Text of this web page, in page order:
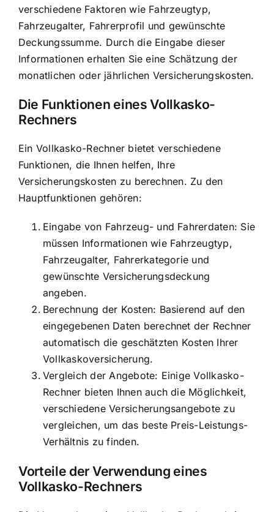
verschiedene Faktoren wie Fahrzeugtyp,
Fahrzeugalter, Fahrerprofil und gewünschte
Deckungssumme. Durch die Eingabe dieser
Informationen erhalten Sie eine Schätzung der
monatlichen oder jährlichen Versicherungskosten.
Die Funktionen eines Vollkasko-
Rechners
Ein Vollkasko-Rechner bietet verschiedene
Funktionen, die Ihnen helfen, Ihre
Versicherungskosten zu berechnen. Zu den
Hauptfunktionen gehören:
Eingabe von Fahrzeug- und Fahrerdaten: Sie
müssen Informationen wie Fahrzeugtyp,
Fahrzeugalter, Fahrerkategorie und
gewünschte Versicherungsdeckung
angeben.
Berechnung der Kosten: Basierend auf den
eingegebenen Daten berechnet der Rechner
automatisch die geschätzten Kosten Ihrer
Vollkaskoversicherung.
Vergleich der Angebote: Einige Vollkasko-
Rechner bieten Ihnen auch die Möglichkeit,
verschiedene Versicherungsangebote zu
vergleichen, um das beste Preis-Leistungs-
Verhältnis zu finden.
Vorteile der Verwendung eines
Vollkasko-Rechners